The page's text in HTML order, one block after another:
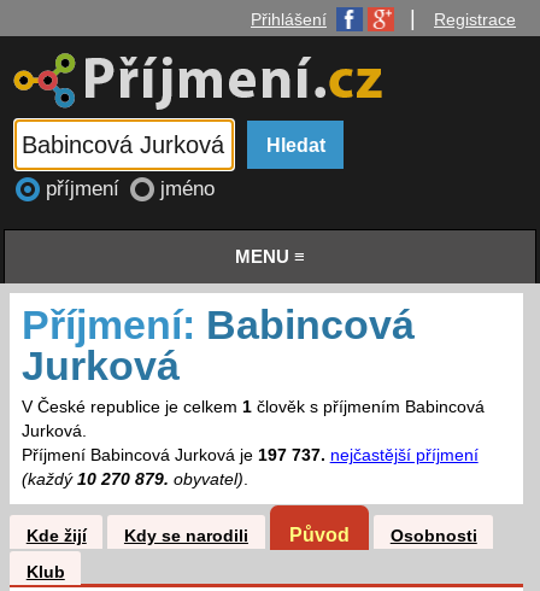
Přihlášení Registrace
příjmení jméno
MENU ≡
Příjmení: Babincová
Jurková
V České republice je celkem 1člověk s příjmením Babincová
Jurková.
Příjmení Babincová Jurková je 197 737. nejčastější příjmení
(každý 10 270 879. obyvatel).
Kde žijí Kdy se narodili Původ
Osobnosti
Klub